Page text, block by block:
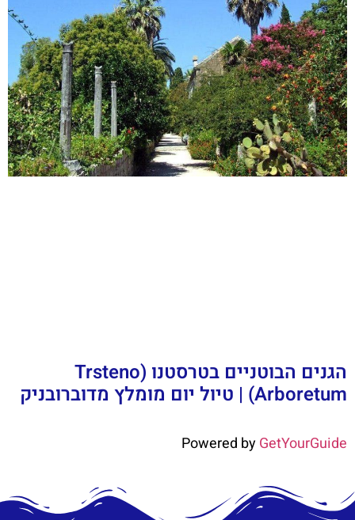
הגנים הבוטניים בטרסטנו (Trsteno
Arboretum) | טיול יום מומלץ מדוברובניק
Powered byGetYourGuide